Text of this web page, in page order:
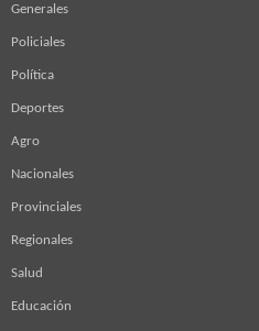
Generales
Policiales
Política
Deportes
Agro
Nacionales
Provinciales
Regionales
Salud
Educación